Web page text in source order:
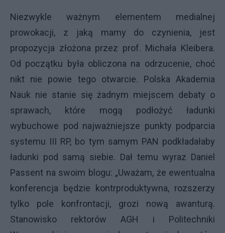
Niezwykle ważnym elementem medialnej
prowokacji, z jaką mamy do czynienia, jest
propozycja złożona przez prof. Michała Kleibera.
Od początku była obliczona na odrzucenie, choć
nikt nie powie tego otwarcie. Polska Akademia
Nauk nie stanie się żadnym miejscem debaty o
sprawach, które mogą podłożyć ładunki
wybuchowe pod najważniejsze punkty podparcia
systemu III RP, bo tym samym PAN podkładałaby
ładunki pod samą siebie. Dał temu wyraz Daniel
Passent na swoim blogu: „Uważam, że ewentualna
konferencja będzie kontrproduktywna, rozszerzy
tylko pole konfrontacji, grozi nową awanturą.
Stanowisko rektorów AGH i Politechniki